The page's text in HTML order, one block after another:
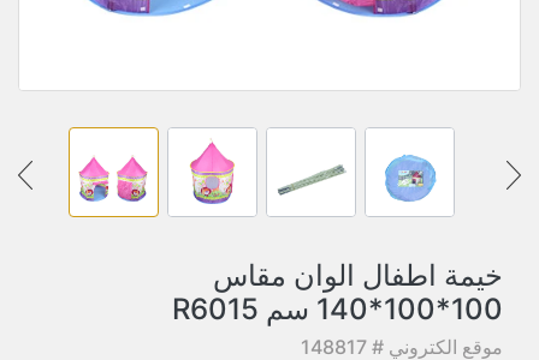
خيمة اطفال الوان مقاس
100*100*140 سم R6015
موقع الكتروني # 148817